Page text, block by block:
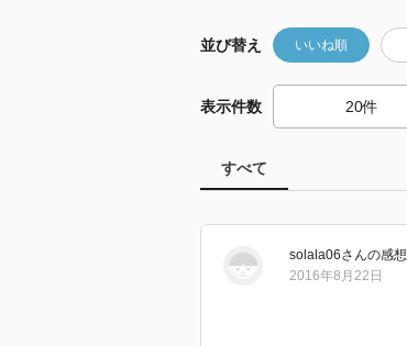
並び替え いいね順
表示件数
すべて
solala06さんの感想
2016年8月22日